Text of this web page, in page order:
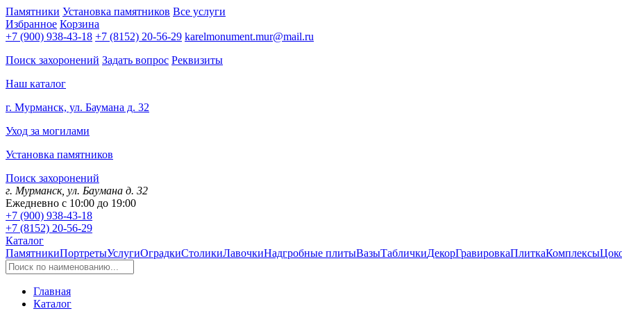
Памятники Установка памятников Все услуги
Избранное Корзина
+7 (900) 938-43-18 +7 (8152) 20-56-29 karelmonument.mur@mail.ru
Поиск захоронений Задать вопрос Реквизиты
Наш каталог
г. Мурманск, ул. Баумана д. 32
Уход за могилами
Установка памятников
Поиск захоронений
г. Мурманск, ул. Баумана д. 32
Ежедневно с 10:00 до 19:00
+7 (900) 938-43-18
+7 (8152) 20-56-29
Каталог
ПамятникиПортретыУслугиОградкиСтоликиЛавочкиНадгробные плитыВазыТабличкиДекорГравировкаПлиткаКомплексы
Главная
Каталог